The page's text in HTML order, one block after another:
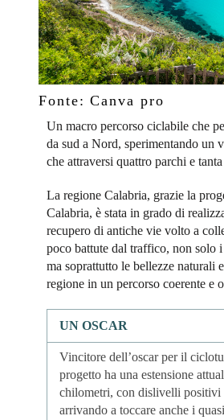
Fonte: Canva pro
Un macro percorso ciclabile che
da sud a Nord, sperimentando un
che attraversi quattro parchi e
La regione Calabria, grazie la
Calabria, è stata in grado di
recupero di antiche vie volto a
poco battute dal traffico, non solo
ma soprattutto le bellezze naturali
regione in un percorso coerente e
UN OSCAR
Vincitore dell’oscar per il
progetto ha una estensione
chilometri, con dislivelli positivi
arrivando a toccare anche i